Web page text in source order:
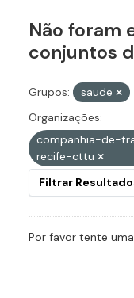
Não foram
conjuntos
Grupos: saude
Organizações:
companhia-de-
recife-cttu
Filtrar
Por favor tente